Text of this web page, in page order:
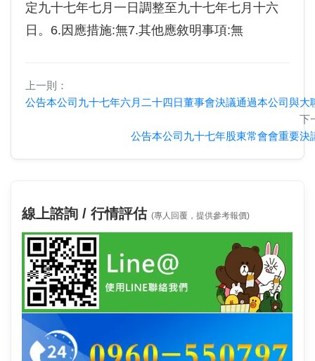
定九十七年七月一日調整至九十七年七月十六
日。6.因應措施:無7.其他應敘明事項:無
上一則：
公告本公司九十七年六月二十四日董事會決議通過本公司與大
下
公告本公司九十七年股東常會會重要決
線上諮詢 / 行情評估 (專人回覆，提供參考報價)